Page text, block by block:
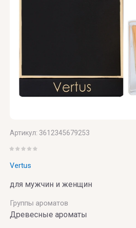
Артикул: 3612345679253
Vertus
для мужчин и женщин
Группы ароматов
Древесные ароматы
PARFUMERIE